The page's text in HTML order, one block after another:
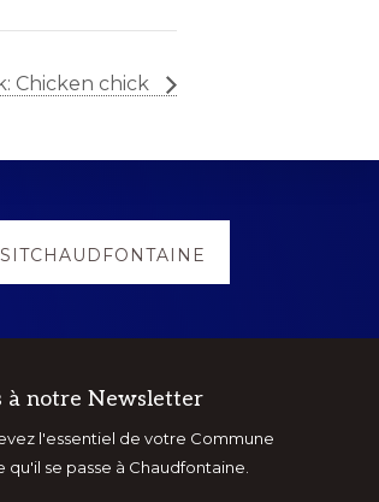
Chicken chick
à notre Newsletter
l'essentiel de votre Commune
se passe à Chaudfontaine.